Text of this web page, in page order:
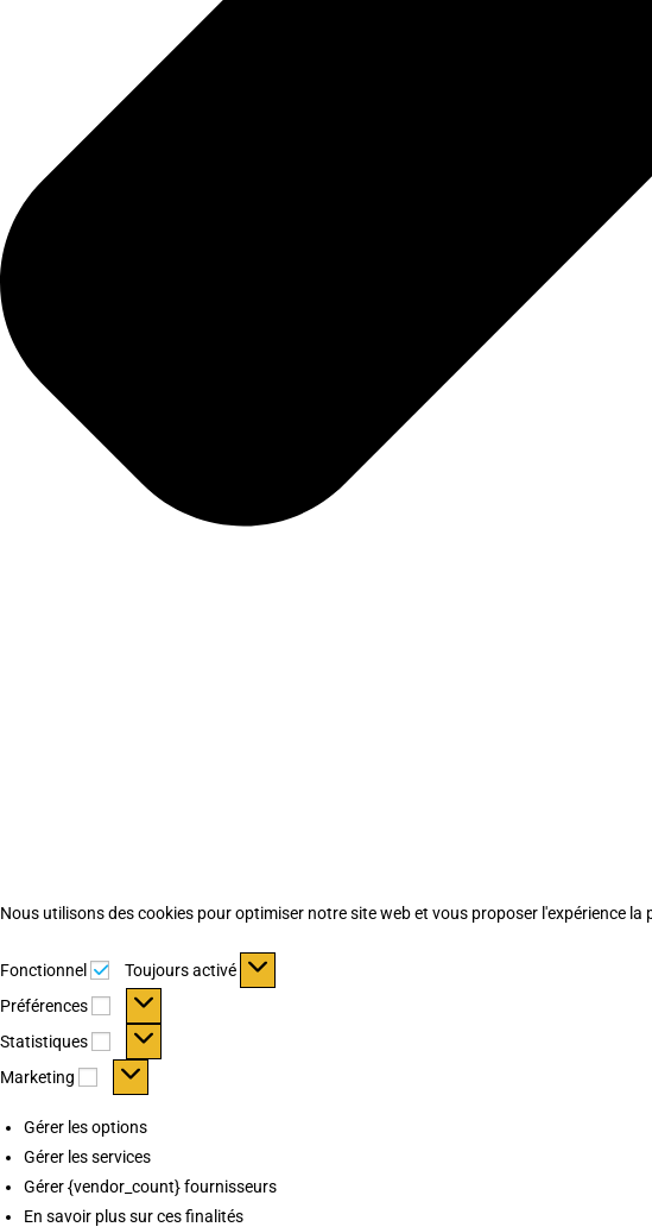
Nous utilisons des cookies pour optimiser notre site web et vous proposer l'expérience
Fonctionnel Fonctionnel
Toujours activé
Préférences
Préférences
Statistiques Statistiques
Marketing Marketing
Gérer les options
Gérer les services
Gérer {vendor_count} fournisseurs
En savoir plus sur ces finalités